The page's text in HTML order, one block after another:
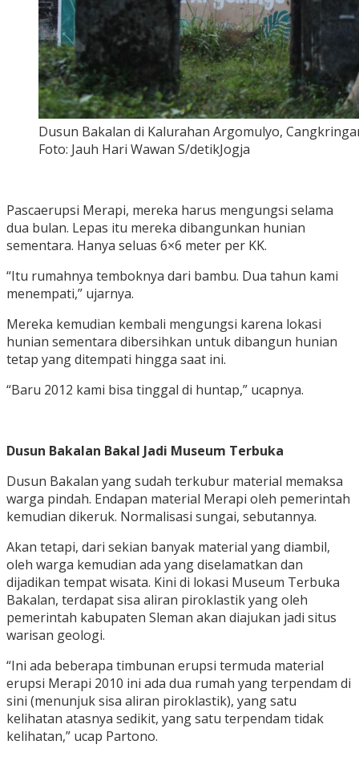
Dusun Bakalan di Kalurahan Argomulyo,
Foto: Jauh Hari Wawan S/detikJogja
Pascaerupsi Merapi, mereka harus mengungsi selama
dua bulan. Lepas itu mereka dibangunkan hunian
sementara. Hanya seluas 6×6 meter per KK.
“Itu rumahnya temboknya dari bambu. Dua tahun kami
menempati,” ujarnya.
Mereka kemudian kembali mengungsi karena lokasi
hunian sementara dibersihkan untuk dibangun hunian
tetap yang ditempati hingga saat ini.
“Baru 2012 kami bisa tinggal di huntap,” ucapnya.
Dusun Bakalan Bakal Jadi Museum Terbuka
Dusun Bakalan yang sudah terkubur material memaksa
warga pindah. Endapan material Merapi oleh pemerintah
kemudian dikeruk. Normalisasi sungai, sebutannya.
Akan tetapi, dari sekian banyak material yang diambil,
oleh warga kemudian ada yang diselamatkan dan
dijadikan tempat wisata. Kini di lokasi Museum Terbuka
Bakalan, terdapat sisa aliran piroklastik yang oleh
pemerintah kabupaten Sleman akan diajukan jadi situs
warisan geologi.
“Ini ada beberapa timbunan erupsi termuda material
erupsi Merapi 2010 ini ada dua rumah yang terpendam di
sini (menunjuk sisa aliran piroklastik), yang satu
kelihatan atasnya sedikit, yang satu terpendam tidak
kelihatan,” ucap Partono.